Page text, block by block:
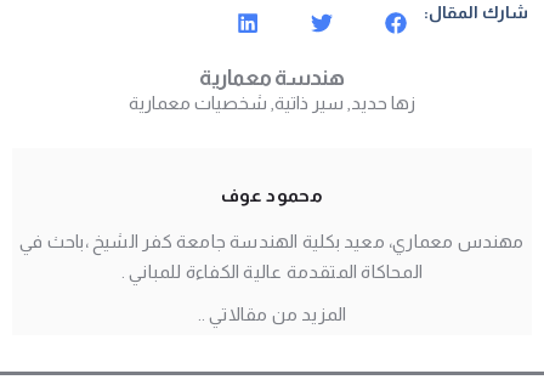
شارك المقال:
هندسة معمارية
زها حديد سير ذاتية شخصيات معمارية
محمود عوف
مهندس معماري، معيد بكلية الهندسة جامعة كفر الشيخ ،باحث في
المحاكاة المتقدمة عالية الكفاءة للمباني .
المزيد من مقالاتي ..